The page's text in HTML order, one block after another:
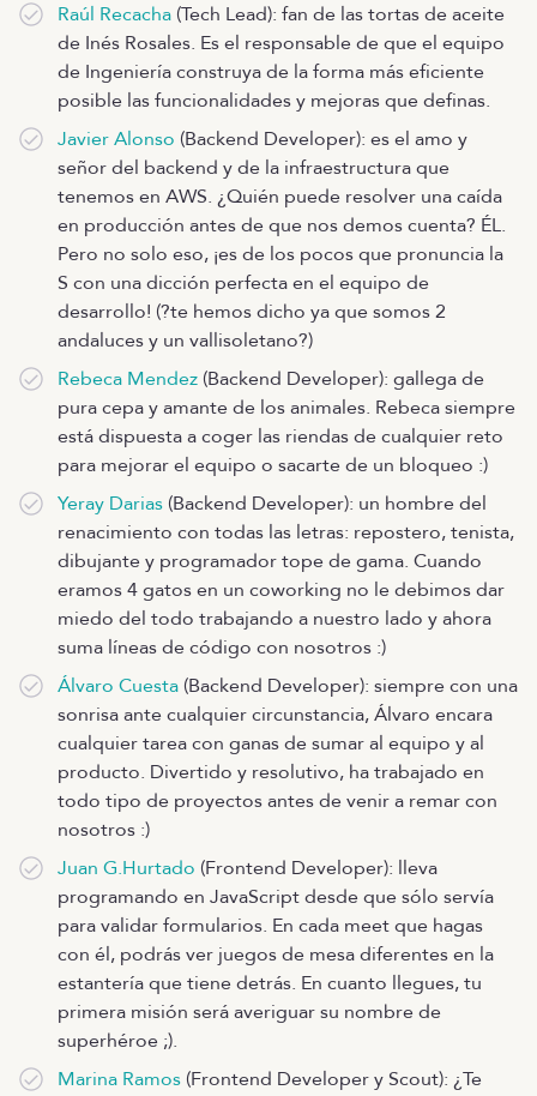
Raúl Recacha (Tech Lead): fan de las tortas de aceite
de Inés Rosales. Es el responsable de que el equipo
de Ingeniería construya de la forma más eficiente
posible las funcionalidades y mejoras que definas.
Javier Alonso (Backend Developer): es el amo y
señor del backend y de la infraestructura que
tenemos en AWS. ¿Quién puede resolver una caída
en producción antes de que nos demos cuenta? ÉL.
Pero no solo eso, ¡es de los pocos que pronuncia la
S con una dicción perfecta en el equipo de
desarrollo! (?te hemos dicho ya que somos 2
andaluces y un vallisoletano?)
Rebeca Mendez (Backend Developer): gallega de
pura cepa y amante de los animales. Rebeca siempre
está dispuesta a coger las riendas de cualquier reto
para mejorar el equipo o sacarte de un bloqueo :)
Yeray Darias (Backend Developer): un hombre del
renacimiento con todas las letras: repostero, tenista,
dibujante y programador tope de gama. Cuando
eramos 4 gatos en un coworking no le debimos dar
miedo del todo trabajando a nuestro lado y ahora
suma líneas de código con nosotros :)
Álvaro Cuesta (Backend Developer): siempre con una
sonrisa ante cualquier circunstancia, Álvaro encara
cualquier tarea con ganas de sumar al equipo y al
producto. Divertido y resolutivo, ha trabajado en
todo tipo de proyectos antes de venir a remar con
nosotros :)
Juan G.Hurtado (Frontend Developer): lleva
programando en JavaScript desde que sólo servía
para validar formularios. En cada meet que hagas
con él, podrás ver juegos de mesa diferentes en la
estantería que tiene detrás. En cuanto llegues, tu
primera misión será averiguar su nombre de
superhéroe ;).
Marina Ramos (Frontend Developer y Scout): ¿Te